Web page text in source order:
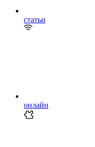
статьи
онлайн